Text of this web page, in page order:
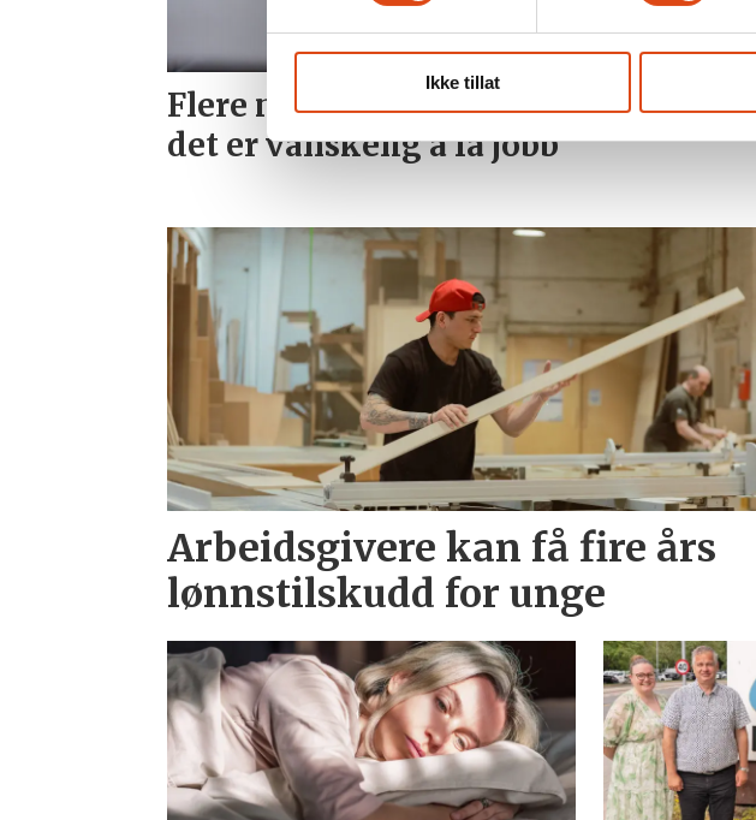
Ikke tillat
Flere med master synes
det er vanskelig å få jobb
Fit for
Arbeidsgivere kan få fire års
lønnstilskudd for unge